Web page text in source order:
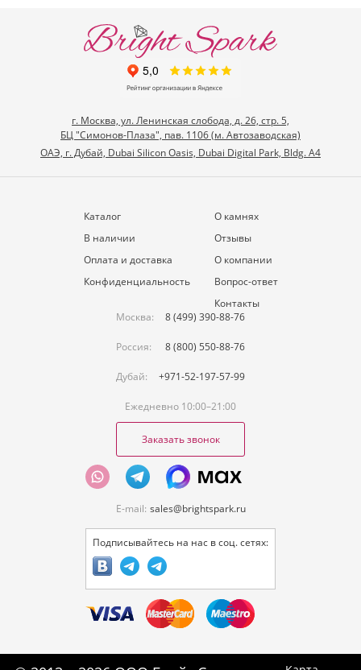
г. Москва, ул. Ленинская слобода, д. 26, стр. 5,
БЦ "Симонов-Плаза", пав. 1106 (м. Автозаводская)
ОАЭ, г. Дубай, Dubai Silicon Oasis, Dubai Digital Park, Bldg. A4
Каталог
В наличии
Оплата и доставка
Конфиденциальность
О камнях
Отзывы
О компании
Вопрос-ответ
Контакты
Москва:
8 (499) 390-88-76
Россия: 8 (800) 550-88-76
Дубай: +971-52-197-57-99
Ежедневно 10:00–21:00
Заказать звонок
E-mail: sales@brightspark.ru
Подписывайтесь на нас в соц. сетях: